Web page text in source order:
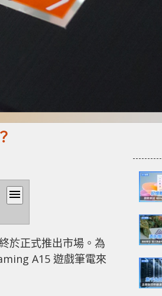
menu
於正式推出市場。為
A15 遊戲筆電來